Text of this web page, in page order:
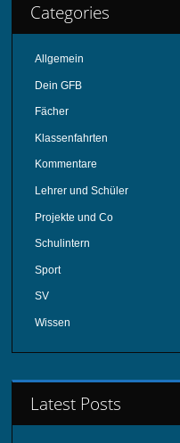
Categories
Allgemein
Dein GFB
Fächer
Klassenfahrten
Kommentare
Lehrer und Schüler
Projekte und Co
Schulintern
Sport
SV
Wissen
Latest Posts